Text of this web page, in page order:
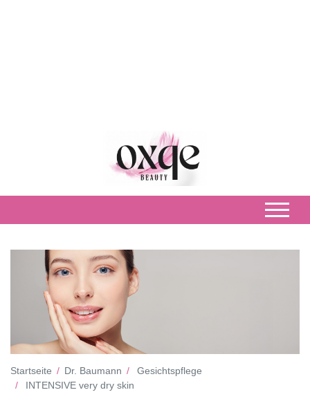
Startseite Dr. Baumann
Gesichtspflege
INTENSIVE very dry skin